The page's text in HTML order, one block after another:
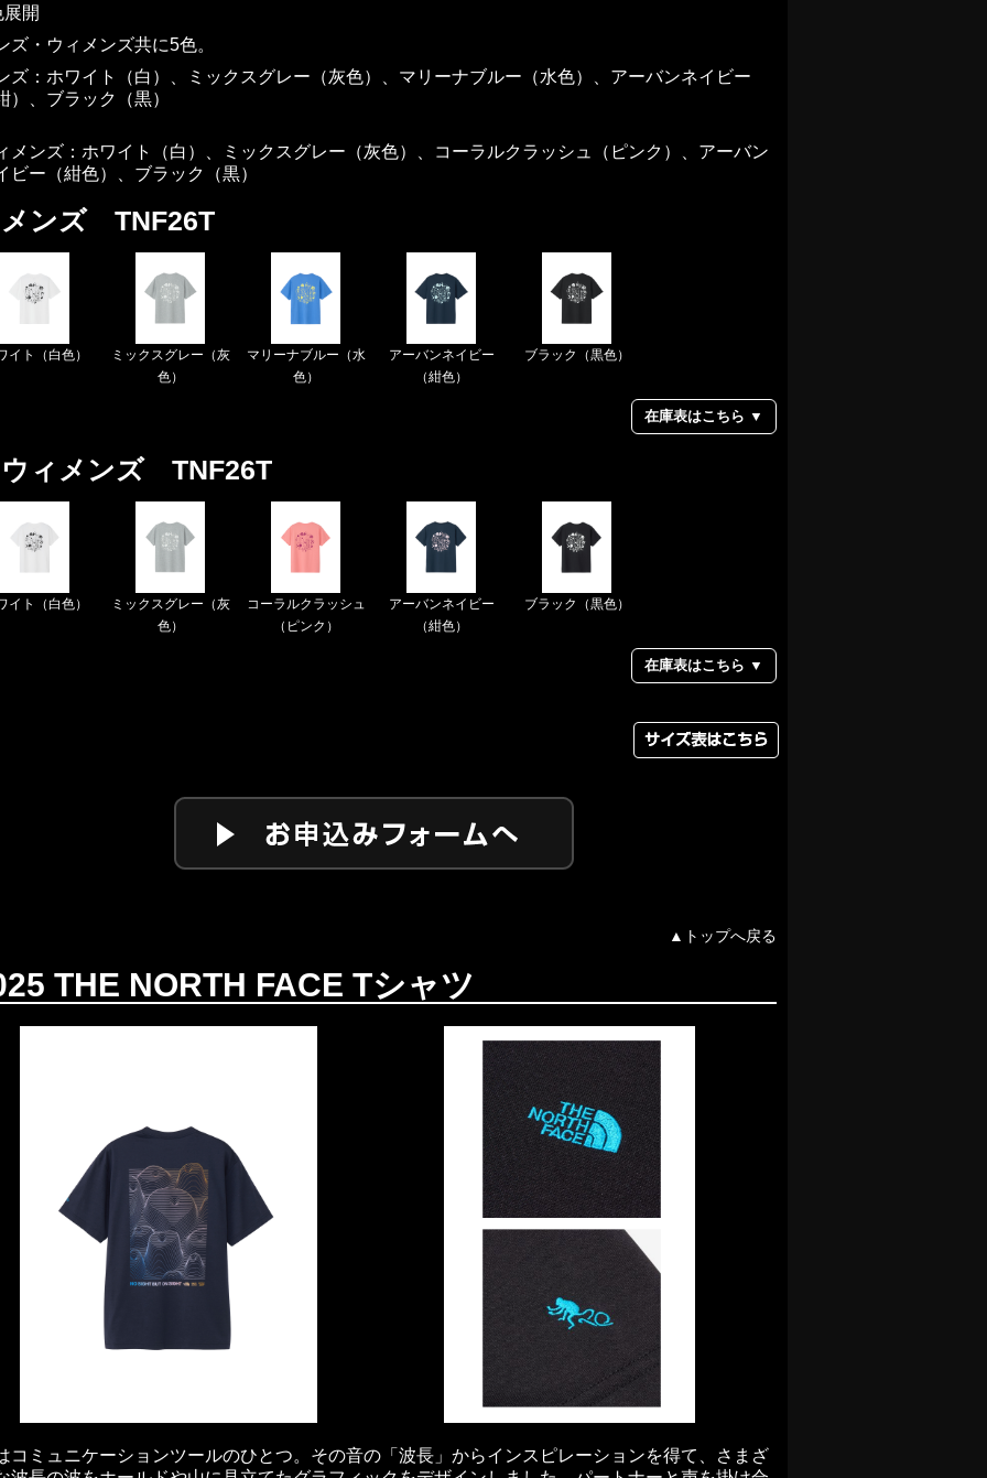
開
ズ・ウィメンズ共に5色。
ズ：ホワイト（白）、ミックスグレー（灰色）、マリーナブルー（水色）、アーバンネイビー
）、ブラック（黒）
メンズ：ホワイト（白）、ミックスグレー（灰色）、コーラルクラッシュ（ピンク）、アーバン
ビー（紺色）、ブラック（黒）
メンズ TNF26T
イト（白色）
ミックスグレー（灰
色）
マリーナブルー（水
色）
アーバンネイビー
（紺色）
ブラック（黒色）
在庫表はこちら ▼
ウィメンズ TNF26T
イト（白色）
ミックスグレー（灰
色）
コーラルクラッシュ
（ピンク）
アーバンネイビー
（紺色）
ブラック（黒色）
在庫表はこちら ▼
▲トップへ戻る
THE NORTH FACE Tシャツ
コミュニケーションツールのひとつ。その音の「波長」からインスピレーションを得て、さまざ